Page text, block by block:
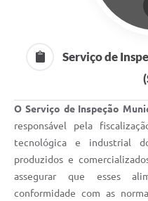
Galeria de Fotos
Notícias
Links e Sites
Arquivos para Download
Diário Oficial
Serviço de
O Serviço de Inspeção
responsável pela
tecnológica e industrial
produzidos e
assegurar que esses
conformidade com as